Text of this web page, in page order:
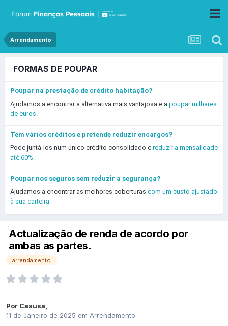
Arrendamento
FORMAS DE POUPAR
Poupar na prestação de crédito habitação?
Ajudamos a encontrar a alternativa mais vantajosa e a poupar milhares
de euros.
Tem vários créditos e pretende reduzir encargos?
Pode juntá-los num único crédito consolidado e reduzir a mensalidade
até 60%.
Poupar nos seguros sem reduzir a segurança?
Ajudamos a encontrar as melhores coberturas com um custo ajustado
à sua carteira.
Actualização de renda de acordo por
ambas as partes.
arrendamento
Por Casusa,
11 de Janeiro de 2025 em Arrendamento